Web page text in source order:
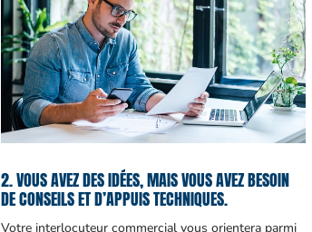
2. VOUS AVEZ DES IDÉES, MAIS VOUS AVEZ BESOIN
DE CONSEILS ET D’APPUIS TECHNIQUES.
Votre interlocuteur commercial vous orientera parmi